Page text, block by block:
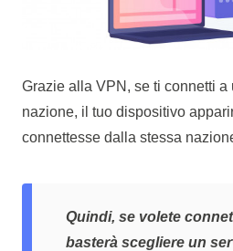
Grazie alla VPN, se ti connetti a
nazione, il tuo dispositivo
connettesse dalla stessa
Quindi, se volete
basterà scegliere un